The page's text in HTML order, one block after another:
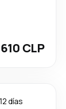
CLP
12 días